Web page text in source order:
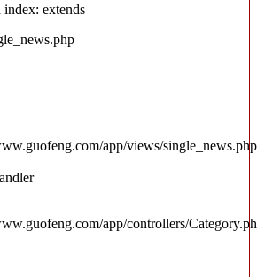
index: extends
app/views/single_news.php
app/controllers/